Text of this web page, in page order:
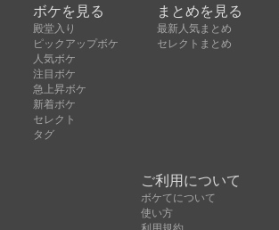
ボケを見る
殿堂入り
ピックアップボケ
人気ボケ
注目ボケ
急上昇ボケ
新着ボケ
セレクト
タグ
まとめを見る
最新人気まとめ
セレクトまとめ
ご利用について
ボケてについて
使い方